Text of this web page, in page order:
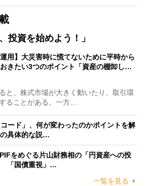
投資を始めよう！」
運用】大災害時に慌てないために平時から
きたい3つのポイント「資産の棚卸し…
と、株式市場が大きく動いたり、取引環
ることがある。一方…
ード」、何が変わったのかポイントを解
具体的な説…
をめぐる片山財務相の「円資産への投
「国債重視」…
一覧を見る